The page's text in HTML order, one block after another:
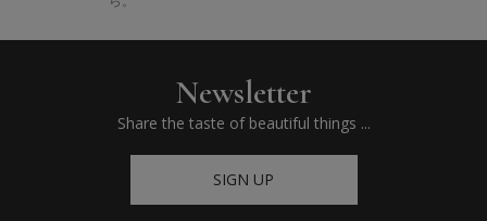
Newsletter
Share the taste of beautiful things ...
SIGN UP